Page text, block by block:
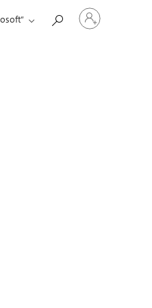
Prisijunkite
prie
paskyros